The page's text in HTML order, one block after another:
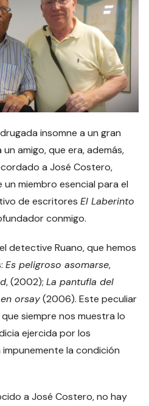
insomne a un gran
amigo, que era, además,
a José Costero,
miembro esencial para el
de escritoresEl Laberinto
conmigo.
detective Ruano, que hemos
Es peligroso asomarse,
, (2002);La pantufla del
orsay(2006). Este peculiar
siempre nos muestra lo
ejercida por los
la condición
a José Costero, no hay